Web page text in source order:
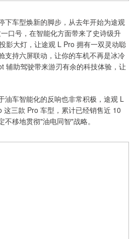
下车型焕新的脚步，从去年开始为途观
口号，在智能化方面带来了史诗级升
影大灯，让途观 L Pro 拥有一双灵动聪
支持六屏联动，让你的车机不再是冰冷
辅助驾驶带来游刃有余的科技体验，让
油车智能化的反响也非常积极，途观 L
这三款 Pro 车型，累计已经销售近 10
移地贯彻"油电同智"战略。